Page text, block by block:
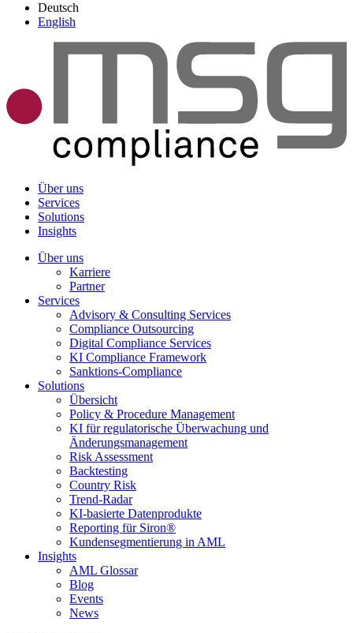
Deutsch
English
Über uns
Services
Solutions
Insights
Über uns
Karriere
Partner
Services
Advisory & Consulting Services
Compliance Outsourcing
Digital Compliance Services
KI Compliance Framework
Sanktions-Compliance
Solutions
Übersicht
Policy & Procedure Management
KI für regulatorische Überwachung und
Änderungsmanagement
Risk Assessment
Backtesting
Country Risk
Trend-Radar
KI-basierte Datenprodukte
Reporting für Siron®
Kundensegmentierung in AML
Insights
AML Glossar
Blog
Events
News